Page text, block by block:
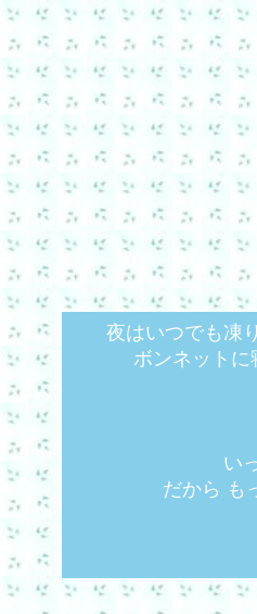
夜はいつでも凍
ボンネット
い
だから も